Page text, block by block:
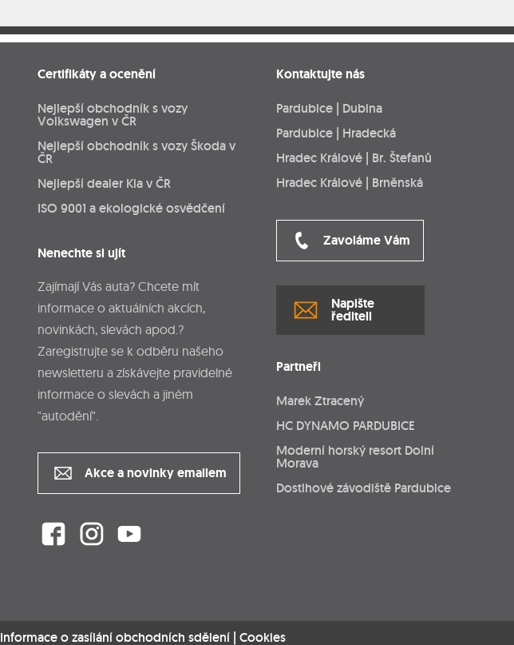
Certifikáty a ocenění
Nejlepší obchodník s vozy
Volkswagen v ČR
Nejlepší obchodník s vozy Škoda v
ČR
Nejlepší dealer Kia v ČR
ISO 9001 a ekologické osvědčení
Nenechte si ujít
Zajímají Vás auta? Chcete mít
informace o aktuálních akcích,
novinkách, slevách apod.?
Zaregistrujte se k odběru našeho
newsletteru a získávejte pravidelné
informace o slevách a jiném
"autodění".
Akce a novinky emailem
Kontaktujte nás
Pardubice | Dubina
Pardubice | Hradecká
Hradec Králové | Br. Štefanů
Hradec Králové | Brněnská
Zavoláme Vám
Napište
řediteli
Partneři
Marek Ztracený
HC DYNAMO PARDUBICE
Moderní horský resort Dolní
Morava
Dostihové závodiště Pardubice
Informace o zasílání obchodních sdělení | Cookies